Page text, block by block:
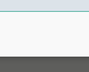
2024.